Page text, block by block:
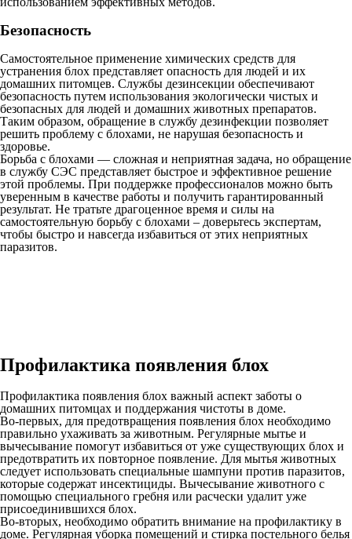
Безопасность
Самостоятельное применение химических средств для
устранения блох представляет опасность для людей и их
домашних питомцев. Службы дезинсекции обеспечивают
безопасность путем использования экологически чистых и
безопасных для людей и домашних животных препаратов.
Таким образом, обращение в службу дезинфекции позволяет
решить проблему с блохами, не нарушая безопасность и
здоровье.
Борьба с блохами — сложная и неприятная задача, но обращение
в службу СЭС представляет быстрое и эффективное решение
этой проблемы. При поддержке профессионалов можно быть
уверенным в качестве работы и получить гарантированный
результат. Не тратьте драгоценное время и силы на
самостоятельную борьбу с блохами – доверьтесь экспертам,
чтобы быстро и навсегда избавиться от этих неприятных
паразитов.
Профилактика появления блох
Профилактика появления блох важный аспект заботы о
домашних питомцах и поддержания чистоты в доме.
Во-первых, для предотвращения появления блох необходимо
правильно ухаживать за животным. Регулярные мытье и
вычесывание помогут избавиться от уже существующих блох и
предотвратить их повторное появление. Для мытья животных
следует использовать специальные шампуни против паразитов,
которые содержат инсектициды. Вычесывание животного с
помощью специального гребня или расчески удалит уже
присоединившихся блох.
Во-вторых, необходимо обратить внимание на профилактику в
доме. Регулярная уборка помещений и стирка постельного белья